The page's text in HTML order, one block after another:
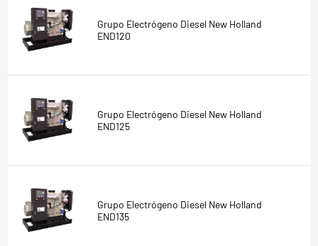
Grupo Electrógeno Diesel New Holland
END120
Grupo Electrógeno Diesel New Holland
END125
Grupo Electrógeno Diesel New Holland
END135